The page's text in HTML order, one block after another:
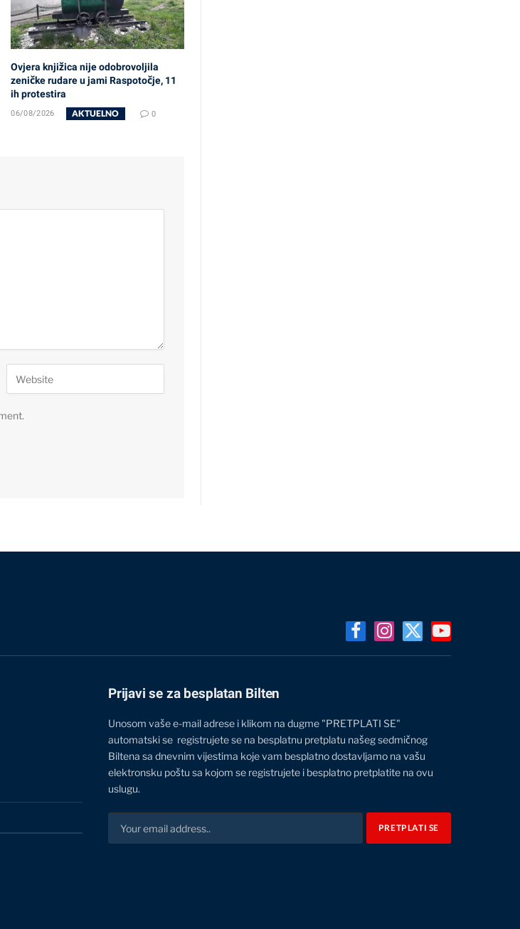
Ovjera knjižica nije odobrovoljila
zeničke rudare u jami Raspotočje, 11
ih protestira
06/08/2026 AKTUELNO 0
FacebookInstagram
X
(Twitter)
YouTube
Prijavi se za besplatan Bilten
Unosom vaše e-mail adrese i klikom na dugme "PRETPLATI SE"
automatski se registrujete se na besplatnu pretplatu našeg sedmičnog
Biltena sa dnevnim vijestima koje vam besplatno dostavljamo na vašu
elektronsku poštu sa kojom se registrujete i besplatno pretplatite na ovu
uslugu.